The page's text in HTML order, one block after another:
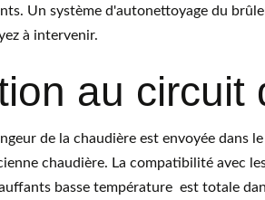
Un système d'autonettoyage du
à intervenir.
au circuit
de la chaudière est envoyée
chaudière. La compatibilité avec
basse température  est totale